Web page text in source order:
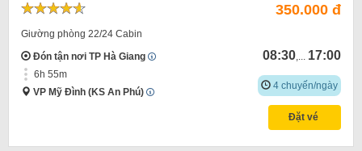
Giường phòng 22/24 Cabin
Đón tận nơi TP Hà Giang
6h 55m
VP Mỹ Đình (KS An Phú)
350.000 đ
08:30 17:00
4 chuyến/ngày
Đặt vé